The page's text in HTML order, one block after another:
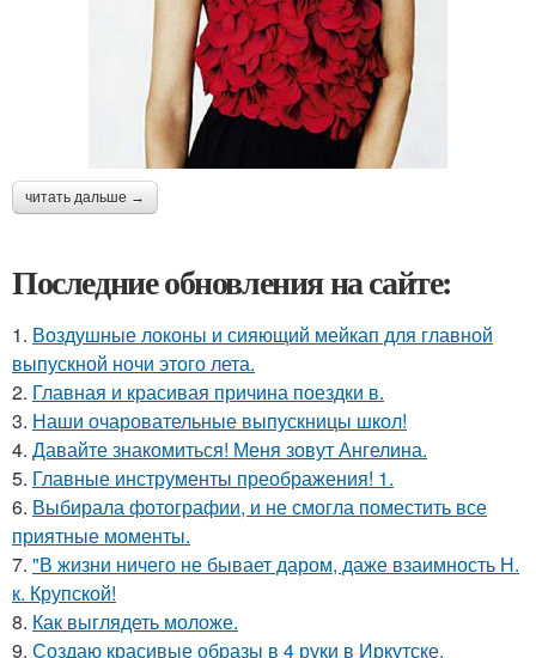
читать дальше →
Последние обновления на сайте:
1. Воздушные локоны и сияющий мейкап для главной
выпускной ночи этого лета.
2. Главная и красивая причина поездки в.
3. Наши очаровательные выпускницы школ!
4. Давайте знакомиться! Меня зовут Ангелина.
5. Главные инструменты преображения! 1.
6. Выбирала фотографии, и не смогла поместить все
приятные моменты.
7. "В жизни ничего не бывает даром, даже взаимность Н.
к. Крупской!
8. Как выглядеть моложе.
9. Создаю красивые образы в 4 руки в Иркутске.